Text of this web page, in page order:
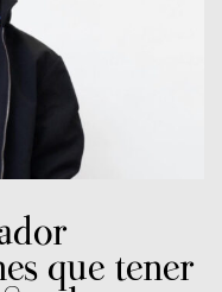
que tener